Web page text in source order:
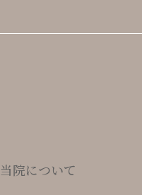
当院について